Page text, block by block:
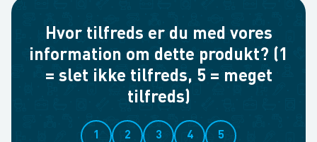
Hvor tilfreds er du med vores
information om dette produkt? (1
= slet ikke tilfreds, 5 = meget
tilfreds)
1 2 3 4 5